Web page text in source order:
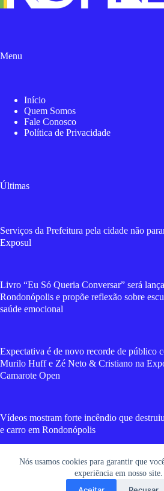
Nós usamos cookies para garantir que
experiência em nosso site.
Menu
Início
Quem Somos
Fale Conosco
Política de Privacidade
Últimas
Serviços da Prefeitura pela cidade não
Exposul
Livro “Eu Só Queria Conversar” será
Rondonópolis e propõe reflexão sobre
saúde emocional
Expectativa é de novo recorde de público
Murilo Huff e Zé Neto & Cristiano na
Camarote Open
Vídeos mostram forte incêndio que
e carro em Rondonópolis
Cadela morre após suposto